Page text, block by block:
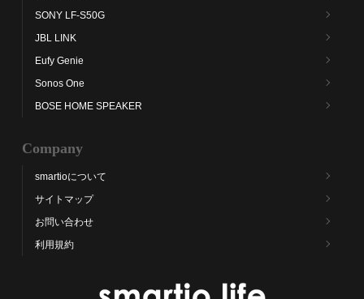
SONY LF-S50G
JBL LINK
Eufy Genie
Sonos One
BOSE HOME SPEAKER
Company
smartioについて
サイトマップ
お問い合わせ
利用規約